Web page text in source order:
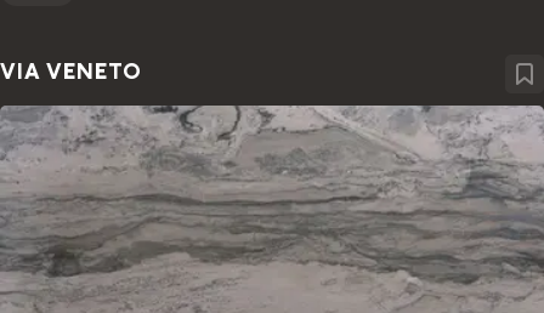
VIA VENETO